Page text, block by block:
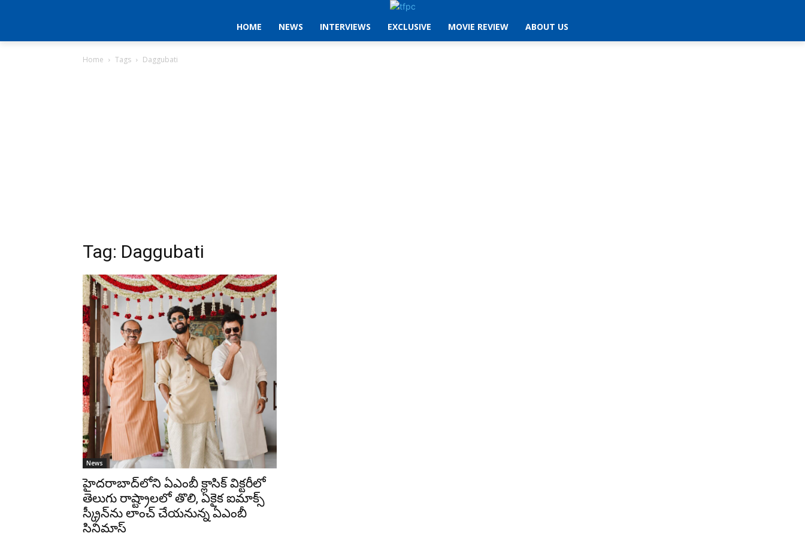
HOME NEWS INTERVIEWS EXCLUSIVE MOVIE REVIEW ABOUT US
Home Tags Daggubati
Tag: Daggubati
News
హైదరాబాద్‌లోని ఏఎంబీ క్లాసిక్ విక్టరీలో
తెలుగు రాష్ట్రాలలో తొలి, ఏకైక ఐమాక్స్
స్క్రీన్‌ను లాంచ్ చేయనున్న ఏఎంబీ
సినిమాస్